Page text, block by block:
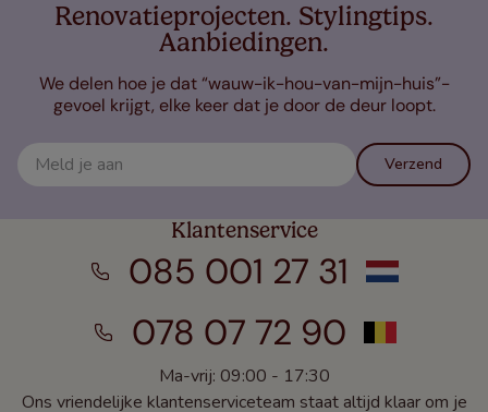
Renovatieprojecten. Stylingtips.
Aanbiedingen.
We delen hoe je dat “wauw-ik-hou-van-mijn-huis”-
gevoel krijgt, elke keer dat je door de deur loopt.
Verzend
Klantenservice
085 001 27 31
078 07 72 90
Ma-vrij: 09:00 - 17:30
Ons vriendelijke klantenserviceteam staat altijd klaar om je